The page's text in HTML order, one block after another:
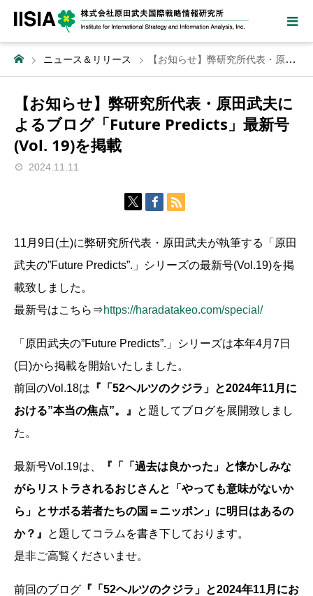
ニュース＆リリース 【お知らせ】弊研究所代表・原田武夫によるブログ「Future Predicts」最新号(Vol. 19)を掲載
【お知らせ】弊研究所代表・原田武夫に
よるブログ「Future Predicts」最新号
(Vol. 19)を掲載
2024.11.11
11月9日(土)に弊研究所代表・原田武夫が執筆する「原田
武夫の”Future Predicts”.」シリーズの最新号(Vol.19)を掲
載致しました。
最新号はこちら⇒https://haradatakeo.com/special/
「原田武夫の”Future Predicts”.」シリーズは本年4月7日
(日)から掲載を開始いたしました。
前回のVol.18は 『「52ヘルツのクジラ」と2024年11月に
おける”本当の焦点”。』
と題してブログを展開致しまし
た。
最新号Vol.19は、
『「「過去は良かった」と懐かしみな
がらリストラされるおじさんと「やっても意味がないか
ら」とサボる若者たちの国＝ニッポン」に明日はあるの
か？』
と題してコラムを書き下しております。
是非ご高覧くださいませ。
前回のブログ 『「52ヘルツのクジラ」と2024年11月にお